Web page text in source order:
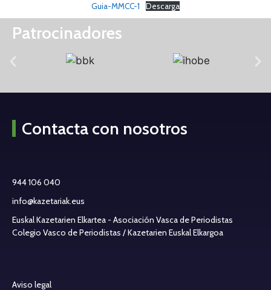
Guia-MMCC-1 Descarga
Patrocinadores
Contacta con nosotros
944 106 040
info@kazetariak.eus
Euskal Kazetarien Elkartea - Asociación Vasca de Periodistas
Colegio Vasco de Periodistas / Kazetarien Euskal Elkargoa
Aviso legal